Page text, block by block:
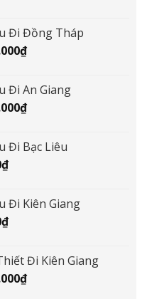
1.500.000₫
đến
Đi Đồng Tháp
₫Khoảng
1.800.000₫
đến
Đi An Giang
₫Khoảng
1.700.000₫
Đi Bạc Liêu
₫Khoảng
400.000₫
đến
Đi Kiên Giang
₫Khoảng
800.000₫
đến
Đi Kiên Giang
₫Khoảng